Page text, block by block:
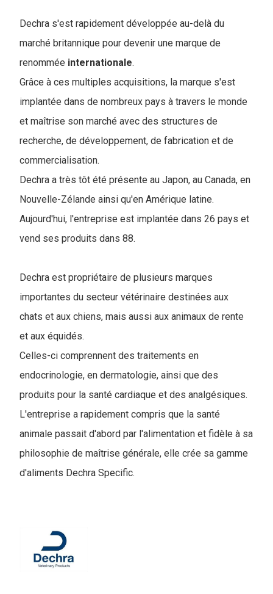
Dechra s'est rapidement développée au-delà du
marché britannique pour devenir une marque de
renommée internationale.
Grâce à ces multiples acquisitions, la marque s'est
implantée dans de nombreux pays à travers le monde
et maîtrise son marché avec des structures de
recherche, de développement, de fabrication et de
commercialisation.
Dechra a très tôt été présente au Japon, au Canada, en
Nouvelle-Zélande ainsi qu'en Amérique latine.
Aujourd'hui, l'entreprise est implantée dans 26 pays et
vend ses produits dans 88.
Dechra est propriétaire de plusieurs marques
importantes du secteur vétérinaire destinées aux
chats et aux chiens, mais aussi aux animaux de rente
et aux équidés.
Celles-ci comprennent des traitements en
endocrinologie, en dermatologie, ainsi que des
produits pour la santé cardiaque et des analgésiques.
L'entreprise a rapidement compris que la santé
animale passait d'abord par l'alimentation et fidèle à sa
philosophie de maîtrise générale, elle crée sa gamme
d'aliments Dechra Specific.